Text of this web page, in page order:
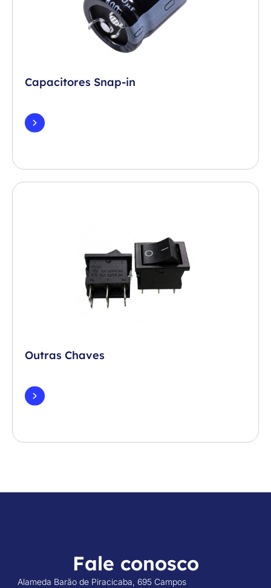
Capacitores Snap-in
Outras Chaves
Fale conosco
Alameda Barão de Piracicaba, 695 Campos